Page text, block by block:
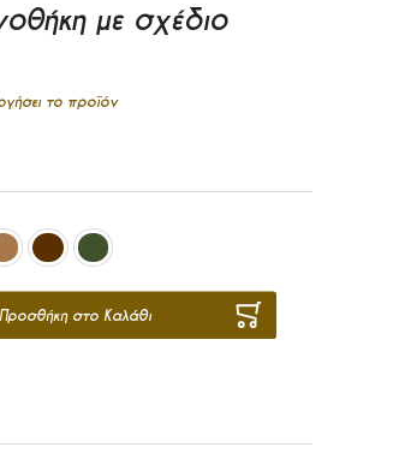
με σχέδιο
το προϊόν
Προσθήκη στο Καλάθι